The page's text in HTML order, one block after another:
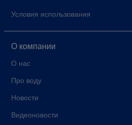
Условия использования
О компании
О нас
Про воду
Новости
Видеоновости